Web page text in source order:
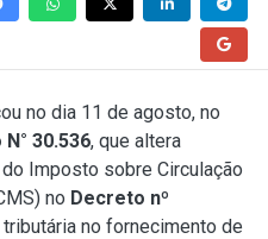
no dia 11 de agosto, no
30.536, que altera
Imposto sobre Circulação
no Decreto nº
no fornecimento de